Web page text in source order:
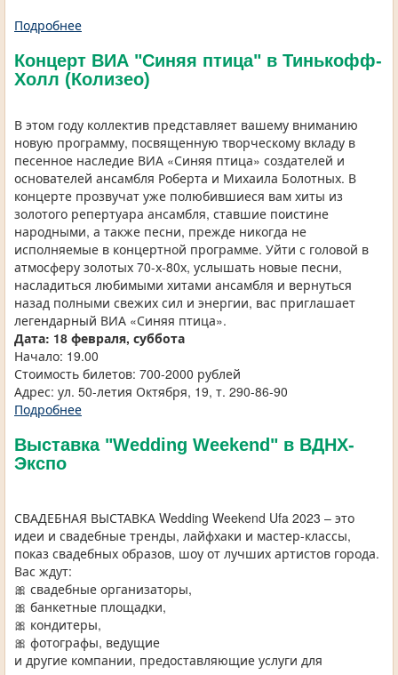
Подробнее
Концерт ВИА "Синяя птица" в Тинькофф-
Холл (Колизео)
В этом году коллектив представляет вашему вниманию
новую программу, посвященную творческому вкладу в
песенное наследие ВИА «Синяя птица» создателей и
основателей ансамбля Роберта и Михаила Болотных. В
концерте прозвучат уже полюбившиеся вам хиты из
золотого репертуара ансамбля, ставшие поистине
народными, а также песни, прежде никогда не
исполняемые в концертной программе. Уйти с головой в
атмосферу золотых 70-х-80х, услышать новые песни,
насладиться любимыми хитами ансамбля и вернуться
назад полными свежих сил и энергии, вас приглашает
легендарный ВИА «Синяя птица».
Дата: 18 февраля, суббота
Начало: 19.00
Стоимость билетов: 700-2000 рублей
Адрес: ул. 50-летия Октября, 19, т. 290-86-90
Подробнее
Выставка "Wedding Weekend" в ВДНХ-
Экспо
СВАДЕБНАЯ ВЫСТАВКА Wedding Weekend Ufa 2023 – это
идеи и свадебные тренды, лайфхаки и мастер-классы,
показ свадебных образов, шоу от лучших артистов города.
Вас ждут:
🎀 свадебные организаторы,
🎀 банкетные площадки,
🎀 кондитеры,
🎀 фотографы, ведущие
и другие компании, предоставляющие услуги для